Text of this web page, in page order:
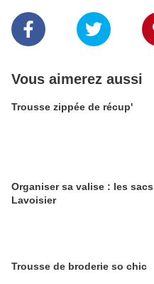
Vous aimerez aussi
Trousse zippée de récup'
Organiser sa valise : les sacs
Lavoisier
Trousse de broderie so chic